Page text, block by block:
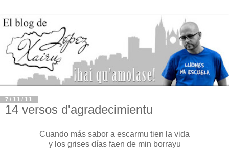
7/11/11
14 versos d'agradecimientu
Cuando más sabor a escarmu tien la vida
y los grises días faen de min borrayu